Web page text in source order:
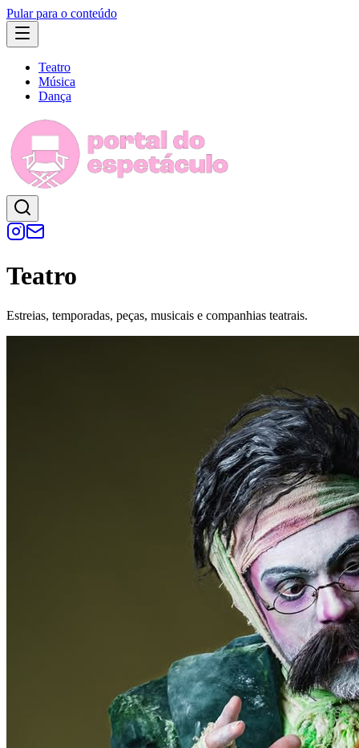
Pular para o conteúdo
Teatro
Música
Dança
Teatro
Estreias, temporadas, peças, musicais e companhias teatrais.